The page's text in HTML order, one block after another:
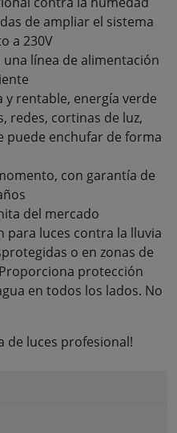
de ampliar el sistema
a 230V
línea de alimentación
y rentable, energía verde
redes, cortinas de luz,
puede enchufar de forma
con garantía de
del mercado
para luces contra la lluvia
o en zonas de
protección
en todos los lados. No
de luces profesional!